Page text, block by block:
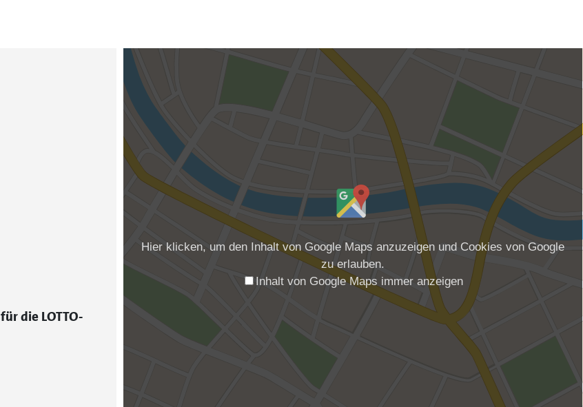
die LOTTO-
Hier klicken, um den Inhalt von Google Maps anzuzeigen und Cookies von Google
zu erlauben.
Inhalt von Google Maps immer anzeigen